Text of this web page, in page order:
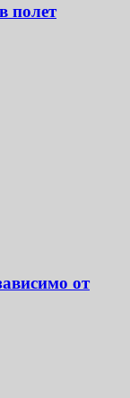
полет
от